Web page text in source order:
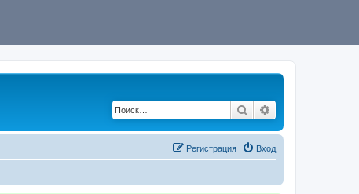
Поиск
Вход
Регистрация